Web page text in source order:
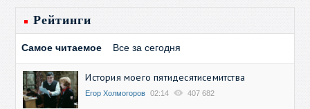
Рейтинги
Самое читаемое Все за сегодня
История моего пятидесятисемитства
Егор Холмогоров 02:14 407 682